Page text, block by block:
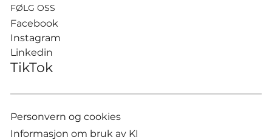
FØLG OSS
Facebook
Instagram
Linkedin
TikTok
Personvern og cookies
Informasjon om bruk av KI